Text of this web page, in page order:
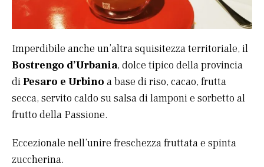
Imperdibile anche un’altra squisitezza territoriale, il
Bostrengo d’Urbania, dolce tipico della provincia
diPesaro e Urbino a base di riso, cacao, frutta
secca, servito caldo su salsa di lamponi e sorbetto al
frutto della Passione.
Eccezionale nell’unire freschezza fruttata e spinta
zuccherina.